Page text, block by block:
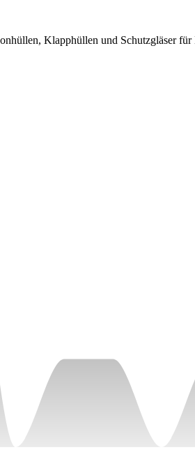
Klapphüllen und Schutzgläser für